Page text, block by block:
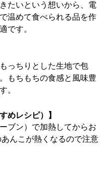
たいという想いから、電
温めて食べられる品を作
です。
っちりとした生地で包
もちもちの食感と風味豊
。
めレシピ）】
ブン）で加熱してからお
んこが熱くなるので注意